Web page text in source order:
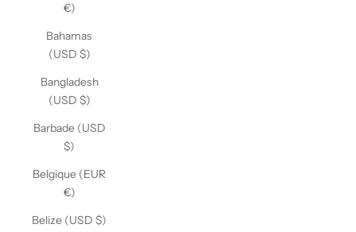
€)
Bahamas
(USD $)
Bangladesh
(USD $)
Barbade (USD
$)
Belgique (EUR
€)
Belize (USD $)